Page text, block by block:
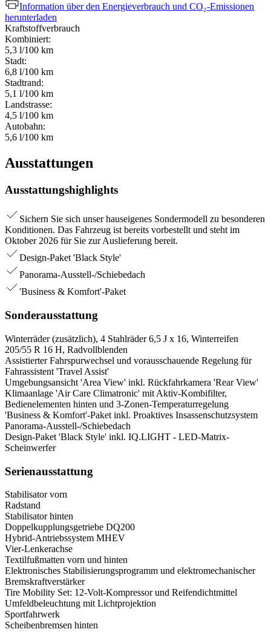
Information über den Energieverbrauch und CO₂-Emissionen
herunterladen
Kraftstoffverbrauch
Kombiniert:
5,3 l/100 km
Stadt:
6,8 l/100 km
Stadtrand:
5,1 l/100 km
Landstrasse:
4,5 l/100 km
Autobahn:
5,6 l/100 km
Ausstattungen
Ausstattungshighlights
Sichern Sie sich unser hauseigenes Sondermodell zu besonderen
Konditionen. Das Fahrzeug ist bereits vorbestellt und steht im
Oktober 2026 für Sie zur Auslieferung bereit.
Design-Paket 'Black Style'
Panorama-Ausstell-/Schiebedach
'Business & Komfort'-Paket
Sonderausstattung
Winterräder (zusätzlich), 4 Stahlräder 6,5 J x 16, Winterreifen
205/55 R 16 H, Radvollblenden
Assistierter Fahrspurwechsel und vorausschauende Regelung für
Fahrassistent 'Travel Assist'
Umgebungsansicht 'Area View' inkl. Rückfahrkamera 'Rear View'
Klimaanlage 'Air Care Climatronic' mit Aktiv-Kombifilter,
Bedienelementen hinten und 3-Zonen-Temperaturregelung
'Business & Komfort'-Paket inkl. Proaktives Insassenschutzsystem
Panorama-Ausstell-/Schiebedach
Design-Paket 'Black Style' inkl. IQ.LIGHT - LED-Matrix-
Scheinwerfer
Serienausstattung
Stabilisator vorn
Radstand
Stabilisator hinten
Doppelkupplungsgetriebe DQ200
Hybrid-Antriebssystem MHEV
Vier-Lenkerachse
Textilfußmatten vorn und hinten
Elektronisches Stabilisierungsprogramm und elektromechanischer
Bremskraftverstärker
Tire Mobility Set: 12-Volt-Kompressor und Reifendichtmittel
Umfeldbeleuchtung mit Lichtprojektion
Sportfahrwerk
Scheibenbremsen hinten